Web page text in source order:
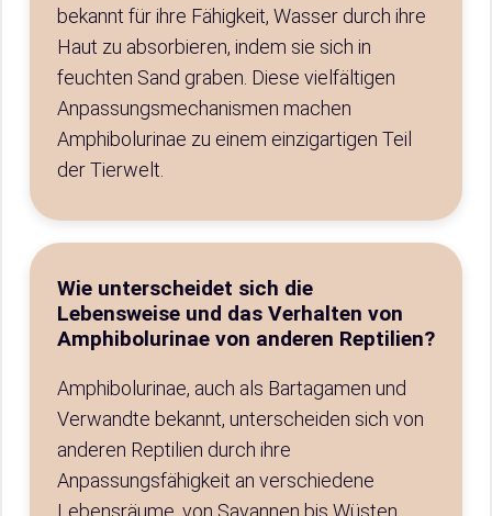
bekannt für ihre Fähigkeit, Wasser durch ihre
Haut zu absorbieren, indem sie sich in
feuchten Sand graben. Diese vielfältigen
Anpassungsmechanismen machen
Amphibolurinae zu einem einzigartigen Teil
der Tierwelt.
Wie unterscheidet sich die
Lebensweise und das Verhalten von
Amphibolurinae von anderen Reptilien?
Amphibolurinae, auch als Bartagamen und
Verwandte bekannt, unterscheiden sich von
anderen Reptilien durch ihre
Anpassungsfähigkeit an verschiedene
Lebensräume, von Savannen bis Wüsten,